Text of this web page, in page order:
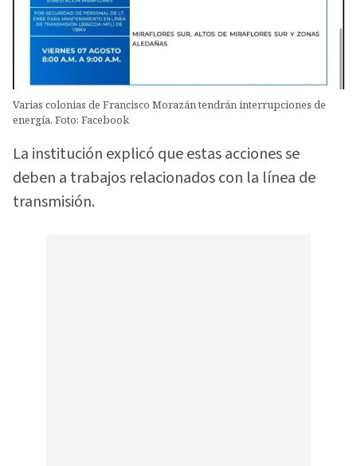
Varias colonias de Francisco Morazán tendrán interrupciones de
energía. Foto: Facebook
La institución explicó que estas acciones se
deben a trabajos relacionados con la línea de
transmisión.